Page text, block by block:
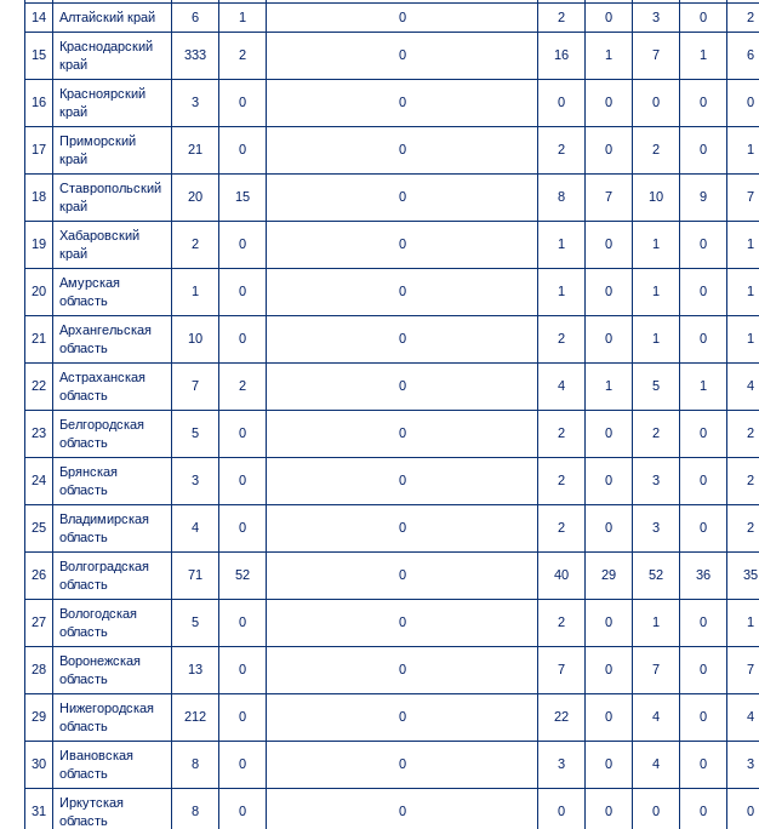
14 Алтайский край 6 1 0 2 0 3 0 2
15
Краснодарский
край
333 2 0 16 1 7 1 6
16
Красноярский
край
3 0 0 0 0 0 0 0
17
Приморский
край
21 0 0 2 0 2 0 1
18
Ставропольский
край
20 15 0 8 7 10 9 7
19
Хабаровский
край
2 0 0 1 0 1 0 1
20
Амурская
область
1 0 0 1 0 1 0 1
21
Архангельская
область
10 0 0 2 0 1 0 1
22
Астраханская
область
7 2 0 4 1 5 1 4
23
Белгородская
область
5 0 0 2 0 2 0 2
24
Брянская
область
3 0 0 2 0 3 0 2
25
Владимирская
область
4 0 0 2 0 3 0 2
26
Волгоградская
область
71 52 0 40 29 52 36 35
27
Вологодская
область
5 0 0 2 0 1 0 1
28
Воронежская
область
13 0 0 7 0 7 0 7
29
Нижегородская
область
212 0 0 22 0 4 0 4
30
Ивановская
область
8 0 0 3 0 4 0 3
31
Иркутская
область
8 0 0 0 0 0 0 0